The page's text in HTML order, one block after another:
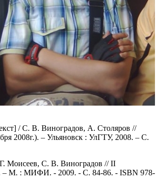
/ С. В. Виноградов, А. Столяров //
2008г.). – Ульяновск : УлГТУ, 2008. – С.
Моисеев, С. В. Виноградов // II
– М. : МИФИ. - 2009. - С. 84-86. - ISBN 978-